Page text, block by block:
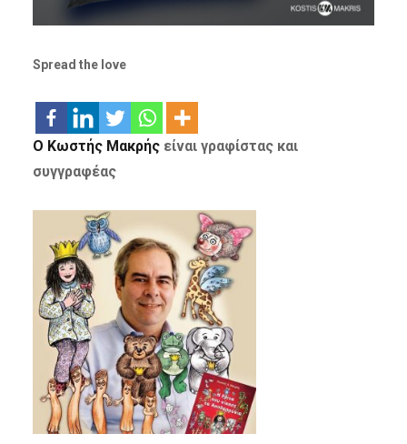
Spread the love
Ο Κωστής Μακρήςείναι γραφίστας και
συγγραφέας